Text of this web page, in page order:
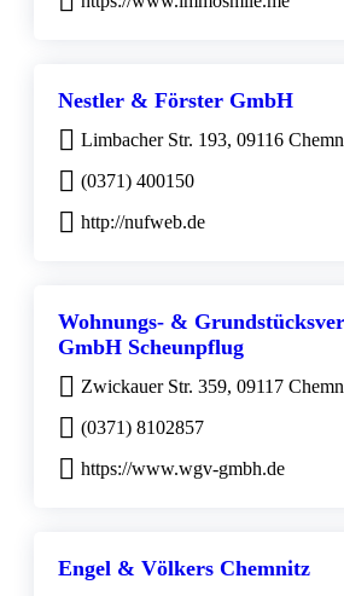
Nestler & Förster GmbH
Limbacher Str. 193, 09116
(0371) 400150
http://nufweb.de
Wohnungs- &
GmbH Scheunpflug
Zwickauer Str. 359, 09117
(0371) 8102857
https://www.wgv-gmbh.de
Engel & Völkers Chemnitz